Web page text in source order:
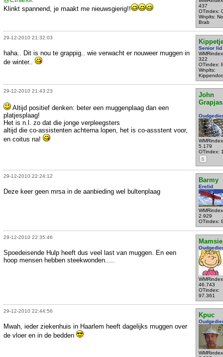
437
OTindex:
Wnplts:
Brab
Klinkt spannend, je maakt me nieuwsgierig!!
29-12-2010 21:32:03
Senior lid
322
OTindex:
Wnplts:
haha.. Dit is nou te grappig.. wie verwacht er nouweer muggen in
de winter..
29-12-2010 21:43:23
John
Grapjas
5.179
OTindex:
S
Altijd positief denken: beter een muggenplaag dan een
platjesplaag!
Het is n.l. zo dat die jonge verpleegsters
altijd die co-assistenten achterna lopen, het is co-assstent voor,
en coitus na!
29-12-2010 22:24:12
Barmy
Erelid
2.929
OTindex:
Deze keer geen mrsa in de aanbieding wel bultenplaag
29-12-2010 22:35:46
Mamsie
46.743
OTindex:
97.361
Spoedeisende Hulp heeft dus veel last van muggen. En een
hoop mensen hebben steekwonden.....
29-12-2010 22:44:56
Kpuc
Mwah, ieder ziekenhuis in Haarlem heeft dagelijks muggen over
de vloer en in de bedden